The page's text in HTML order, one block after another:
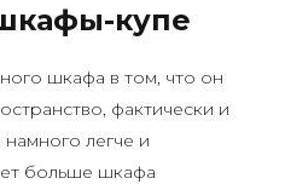
купе
шкафа в том, что он
фактически и
легче и
больше шкафа